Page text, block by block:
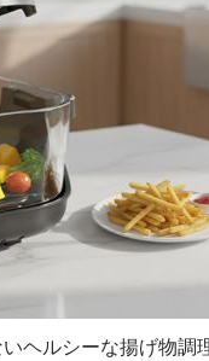
ヘルシーな揚げ物調